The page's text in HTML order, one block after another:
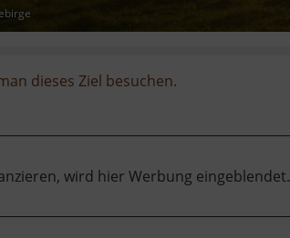
dieses Ziel besuchen.
wird hier Werbung eingeblendet.